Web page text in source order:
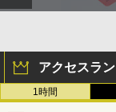
3
アクセスラ
1時間